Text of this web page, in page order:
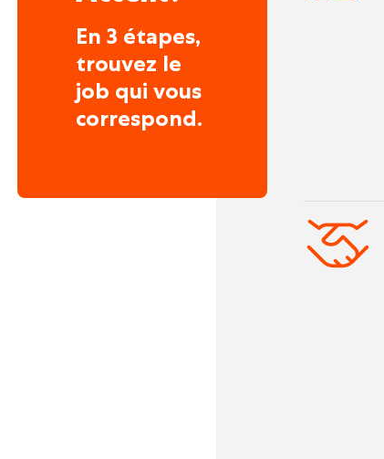
En 3 étapes,
trouvez le
job qui vous
correspond.